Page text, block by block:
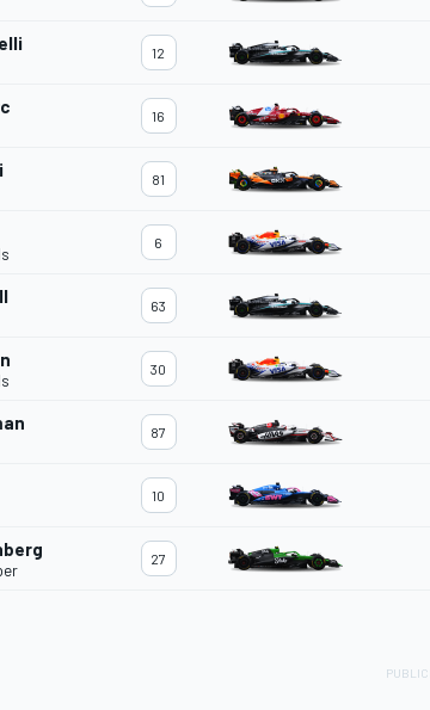
12
16
81
6
63
30
87
10
27